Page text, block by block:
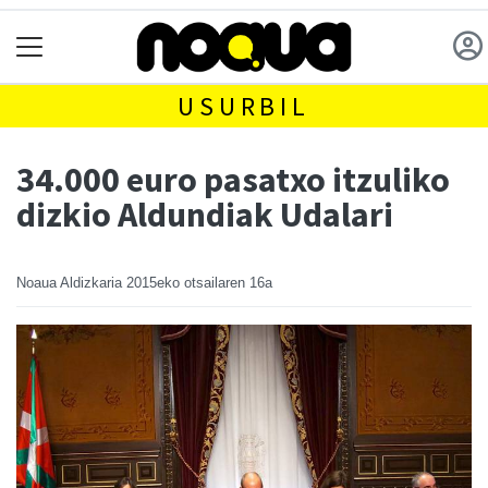
USURBIL
34.000 euro pasatxo itzuliko
dizkio Aldundiak Udalari
Noaua Aldizkaria 2015eko otsailaren 16a